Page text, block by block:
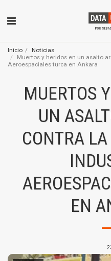
Inicio
Noticias
Muertos y heridos en un asalto
Aeroespaciales turca en Ankara
MUERTOS
UN
CONTRA
EN